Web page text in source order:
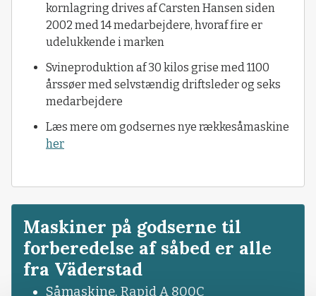
kornlagring drives af Carsten Hansen siden
2002 med 14 medarbejdere, hvoraf fire er
udelukkende i marken
Svineproduktion af 30 kilos grise med 1100
årssøer med selvstændig driftsleder og seks
medarbejdere
Læs mere om godsernes nye rækkesåmaskine
her
Maskiner på godserne til
forberedelse af såbed er alle
fra Väderstad
Såmaskine, Rapid A 800C